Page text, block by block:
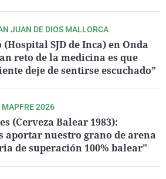
JUAN DE DIOS MALLORCA
(Hospital SJD de Inca) en Onda
reto de la medicina es que
deje de sentirse escuchado”
MAPFRE 2026
(Cerveza Balear 1983):
aportar nuestro grano de arena
de superación 100% balear"